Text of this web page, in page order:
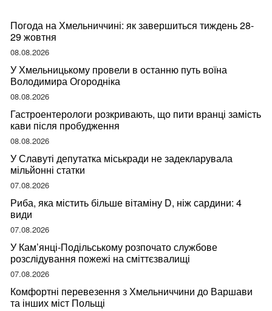
Погода на Хмельниччині: як завершиться тиждень 28-
29 жовтня
08.08.2026
У Хмельницькому провели в останню путь воїна
Володимира Огородніка
08.08.2026
Гастроентерологи розкривають, що пити вранці замість
кави після пробудження
08.08.2026
У Славуті депутатка міськради не задекларувала
мільйонні статки
07.08.2026
Риба, яка містить більше вітаміну D, ніж сардини: 4
види
07.08.2026
У Кам’янці-Подільському розпочато службове
розслідування пожежі на сміттєзвалищі
07.08.2026
Комфортні перевезення з Хмельниччини до Варшави
та інших міст Польщі